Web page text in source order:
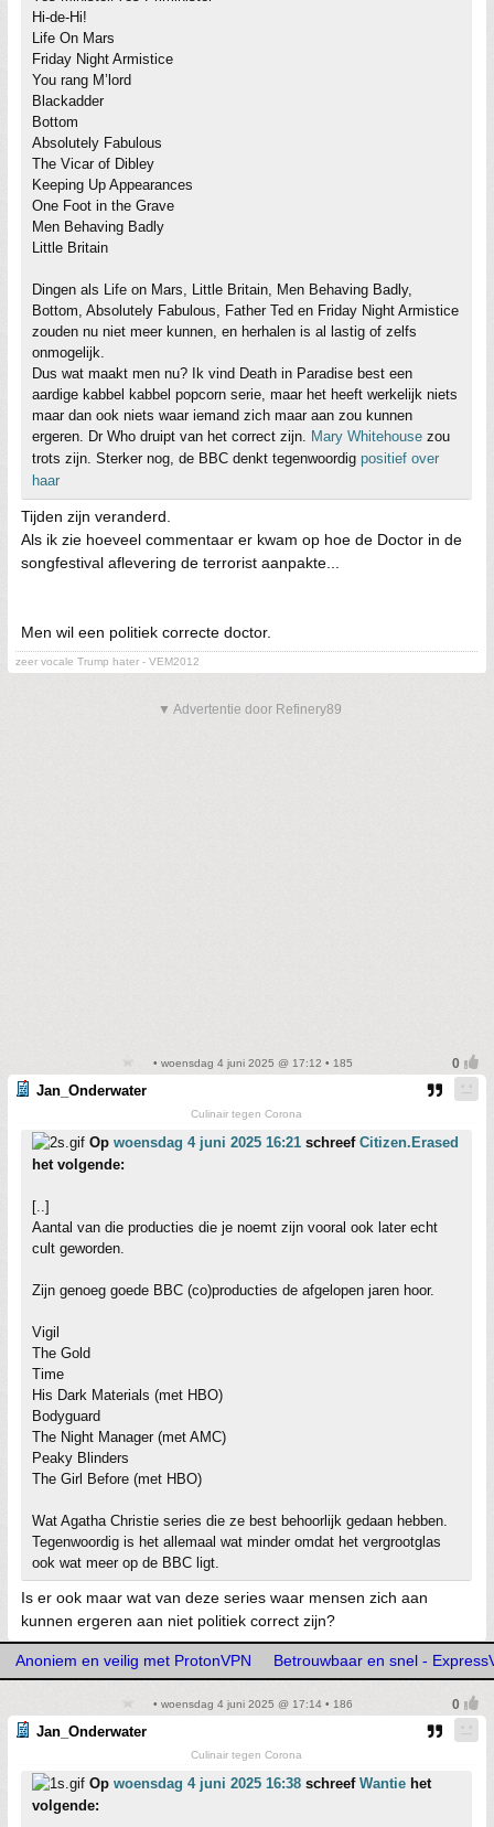
Hi-de-Hi!
Life On Mars
Friday Night Armistice
You rang M’lord
Blackadder
Bottom
Absolutely Fabulous
The Vicar of Dibley
Keeping Up Appearances
One Foot in the Grave
Men Behaving Badly
Little Britain
Dingen als Life on Mars, Little Britain, Men Behaving Badly,
Bottom, Absolutely Fabulous, Father Ted en Friday Night Armistice
zouden nu niet meer kunnen, en herhalen is al lastig of zelfs
onmogelijk.
Dus wat maakt men nu? Ik vind Death in Paradise best een
aardige kabbel kabbel popcorn serie, maar het heeft werkelijk niets
maar dan ook niets waar iemand zich maar aan zou kunnen
ergeren. Dr Who druipt van het correct zijn. Mary Whitehouse zou
trots zijn. Sterker nog, de BBC denkt tegenwoordig positief over
haar
Tijden zijn veranderd.
Als ik zie hoeveel commentaar er kwam op hoe de Doctor in de
songfestival aflevering de terrorist aanpakte...
Men wil een politiek correcte doctor.
zeer vocale Trump hater - VEM2012
▼ Advertentie door Refinery89
• woensdag 4 juni 2025 @ 17:12 • 185
Jan_Onderwater
Culinair tegen Corona
Op woensdag 4 juni 2025 16:21 schreef Citizen.Erased
het volgende:
[..]
Aantal van die producties die je noemt zijn vooral ook later echt
cult geworden.
Zijn genoeg goede BBC (co)producties de afgelopen jaren hoor.
Vigil
The Gold
Time
His Dark Materials (met HBO)
Bodyguard
The Night Manager (met AMC)
Peaky Blinders
The Girl Before (met HBO)
Wat Agatha Christie series die ze best behoorlijk gedaan hebben.
Tegenwoordig is het allemaal wat minder omdat het vergrootglas
ook wat meer op de BBC ligt.
Is er ook maar wat van deze series waar mensen zich aan
kunnen ergeren aan niet politiek correct zijn?
Anoniem en veilig met ProtonVPN Betrouwbaar en snel -
• woensdag 4 juni 2025 @ 17:14 • 186
Jan_Onderwater
Culinair tegen Corona
Op woensdag 4 juni 2025 16:38 schreef Wantie het
volgende: